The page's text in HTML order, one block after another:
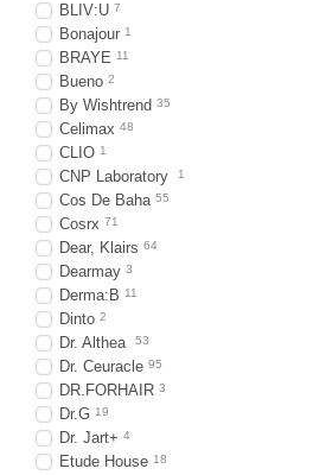
BLIV:U 7
Bonajour 1
BRAYE 11
Bueno 2
By Wishtrend 35
Celimax 48
CLIO 1
CNP Laboratory 1
Cos De Baha 55
Cosrx 71
Dear, Klairs 64
Dearmay 3
Derma:B 11
Dinto 2
Dr. Althea 53
Dr. Ceuracle 95
DR.FORHAIR 3
Dr.G 19
Dr. Jart+ 4
Etude House 18